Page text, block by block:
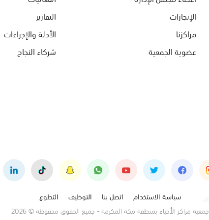
الإنجازات
مراكزنا
عضوية الجمعية
التقارير
الأدلة والإجراءات
شركاء النجاح
سياسة الاستخدام اتصل بنا التوظيف
التطوع
جمعية مراكز الأحياء بمنطقة مكة المكرمة - جميع الحقوق محفوظة © 2026